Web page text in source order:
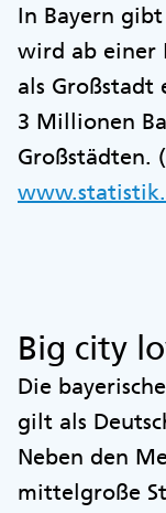
In Bayern
wird ab einer
als Großstadt
3 Millionen
Großstädten.
Big city
Die
gilt als
Neben den
mittelgroße